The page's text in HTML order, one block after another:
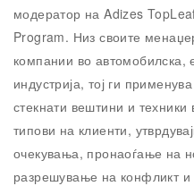
модератор на Adizes
Program. Низ своите
компании во автомобилска,
индустрија, тој ги
стекнати вештини и техники
типови на клиенти,
очекувања, пронаоѓање на
разрешување на конфликт